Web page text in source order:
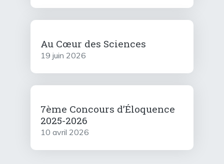
Au Cœur des Sciences
19 juin 2026
7ème Concours d’Éloquence
2025-2026
10 avril 2026